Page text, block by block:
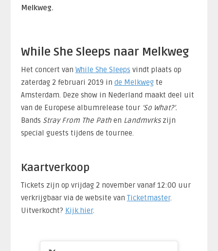
Melkweg.
While She Sleeps naar Melkweg
Het concert van While She Sleeps vindt plaats op
zaterdag 2 februari 2019 in de Melkwegte
Amsterdam. Deze show in Nederland maakt deel uit
van de Europese albumrelease tour ‘So What?’.
Bands Stray From The Pathen Landmvrkszijn
special guests tijdens de tournee.
Kaartverkoop
Tickets zijn op vrijdag 2 november vanaf 12:00 uur
verkrijgbaar via de website vanTicketmaster.
Uitverkocht? Kijk hier.